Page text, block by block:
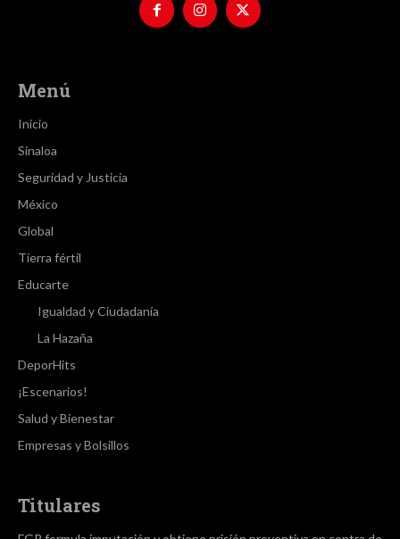
Menú
Inicio
Sinaloa
Seguridad y Justicia
México
Global
Tierra fértil
Educarte
Igualdad y Ciudadanía
La Hazaña
DeporHits
¡Escenarios!
Salud y Bienestar
Empresas y Bolsillos
Titulares